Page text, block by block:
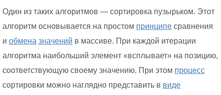
Один из таких алгоритмов — сортировка пузырьком. Этот
алгоритм основывается на простом принципе сравнения
и обмена значений в массиве. При каждой итерации
алгоритма наибольший элемент «всплывает» на позицию,
соответствующую своему значению. При этом процесс
сортировки можно наглядно представить в виде